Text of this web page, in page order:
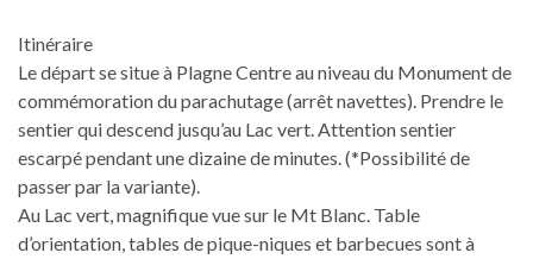
Itinéraire
Le départ se situe à Plagne Centre au niveau du Monument de
commémoration du parachutage (arrêt navettes). Prendre le
sentier qui descend jusqu’au Lac vert. Attention sentier
escarpé pendant une dizaine de minutes. (*Possibilité de
passer par la variante).
Au Lac vert, magnifique vue sur le Mt Blanc. Table
d’orientation, tables de pique-niques et barbecues sont à